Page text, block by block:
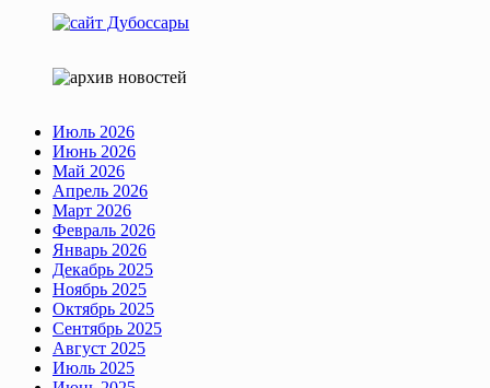
Июль 2026
Июнь 2026
Май 2026
Апрель 2026
Март 2026
Февраль 2026
Январь 2026
Декабрь 2025
Ноябрь 2025
Октябрь 2025
Сентябрь 2025
Август 2025
Июль 2025